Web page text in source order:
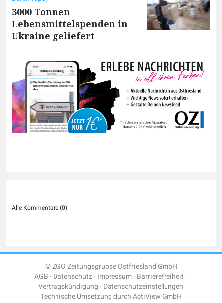
3000 Tonnen
Lebensmittelspenden in
Ukraine geliefert
Alle Kommentare (0)
© ZGO Zeitungsgruppe Ostfriesland GmbH
AGB Datenschutz Impressum Barrierefreiheit
Vertragskündigung Datenschutzeinstellungen
Technische Umsetzung durchActiView GmbH